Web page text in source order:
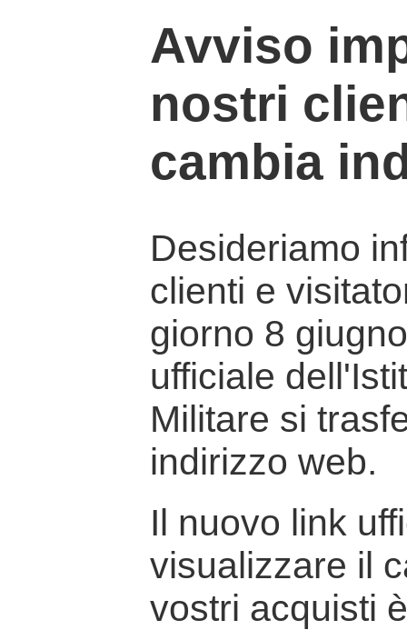
Avviso
nostri
cambia
Desideriamo
clienti e
giorno 8
ufficiale
Militare si
indirizzo web.
Il nuovo link
visualizzare il
vostri acquisti